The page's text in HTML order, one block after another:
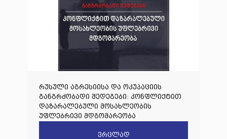
რუსული აგრესიისა და ოკუპაციის
განგრძობადი შედეგები: კონფლიქტით
დაზარალებული მოსახლეობის
უფლებრივი მდგომარეობა
ვრცლად